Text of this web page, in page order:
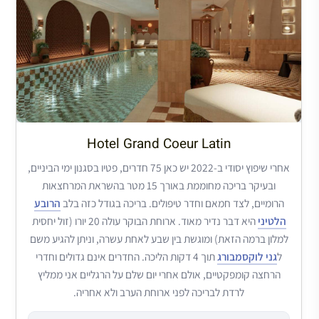
Hotel Grand Coeur Latin
אחרי שיפוץ יסודי ב-2022 יש כאן 75 חדרים, פטיו בסגנון ימי הביניים,
ובעיקר בריכה מחוממת באורך 15 מטר בהשראת המרחצאות
הרומיים, לצד חמאם וחדר טיפולים. בריכה בגודל כזה בלב הרובע
הלטיני
היא דבר נדיר מאוד. ארוחת הבוקר עולה 20 יורו (זול יחסית
למלון ברמה הזאת) ומוגשת בין שבע לאחת עשרה, וניתן להגיע משם
לגני לוקסמבורג
תוך 4 דקות הליכה. החדרים אינם גדולים וחדרי
הרחצה קומפקטיים, אולם אחרי יום שלם על הרגליים אני ממליץ
לרדת לבריכה לפני ארוחת הערב ולא אחריה.